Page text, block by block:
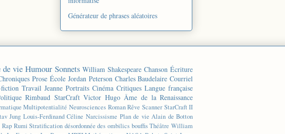
Générateur de phrases aléatoires
de vie Humour Sonnets William Shakespeare Chanson Écriture
Prose École Jordan Peterson Charles Baudelaire Courriel
fiction Travail Jeanne Portraits Cinéma Critiques Langue française
Rimbaud StarCraft Victor Hugo Âme de la Renaissance
Multipotentialité Neurosciences Roman Rêve Scanner StarCraft II
Jung Louis-Ferdinand Céline Narcissisme Plan de vie Alain de Botton
Rap Rumi Stratification désordonnée des ombilics bouffis Théâtre William